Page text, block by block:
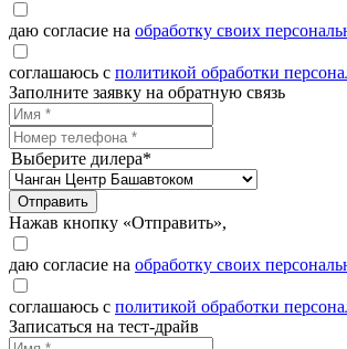
даю согласие на обработку своих
соглашаюсь с политикой обработки
Заполните заявку на обратную связь
Выберите дилера*
Отправить
Нажав кнопку «Отправить»,
даю согласие на обработку своих
соглашаюсь с политикой обработки
Записаться на тест-драйв